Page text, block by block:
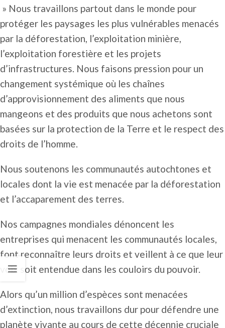
» Nous travaillons partout dans le monde pour
protéger les paysages les plus vulnérables menacés
par la déforestation, l’exploitation minière,
l’exploitation forestière et les projets
d’infrastructures. Nous faisons pression pour un
changement systémique où les chaînes
d’approvisionnement des aliments que nous
mangeons et des produits que nous achetons sont
basées sur la protection de la Terre et le respect des
droits de l’homme.
Nous soutenons les communautés autochtones et
locales dont la vie est menacée par la déforestation
et l’accaparement des terres.
Nos campagnes mondiales dénoncent les
entreprises qui menacent les communautés locales,
font reconnaître leurs droits et veillent à ce que leur
voix soit entendue dans les couloirs du pouvoir.
Alors qu’un million d’espèces sont menacées
d’extinction, nous travaillons dur pour défendre une
planète vivante au cours de cette décennie cruciale